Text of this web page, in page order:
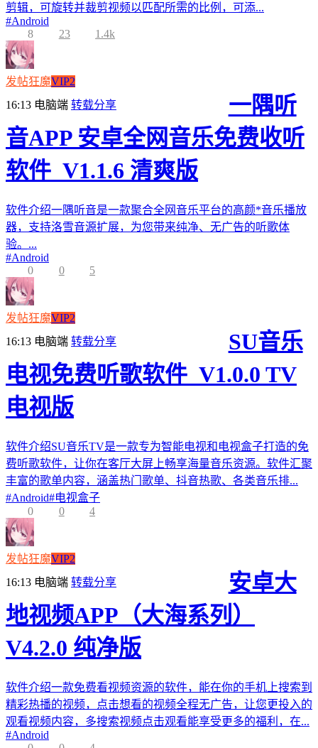
剪辑，可旋转并裁剪视频以匹配所需的比例，可添...
#Android
8
23 1.4k
发帖狂魔VIP2
16:13 电脑端 转载分享
一隅听
音APP 安卓全网音乐免费收听
软件_V1.1.6 清爽版
软件介绍一隅听音是一款聚合全网音乐平台的高颜*音乐播放
器，支持洛雪音源扩展，为您带来纯净、无广告的听歌体
验。...
#Android
0
0 5
发帖狂魔VIP2
16:13 电脑端 转载分享
SU音乐
电视免费听歌软件_V1.0.0 TV
电视版
软件介绍SU音乐TV是一款专为智能电视和电视盒子打造的免
费听歌软件，让你在客厅大屏上畅享海量音乐资源。软件汇聚
丰富的歌单内容，涵盖热门歌单、抖音热歌、各类音乐排...
#Android#电视盒子
0
0 4
发帖狂魔VIP2
16:13 电脑端 转载分享
安卓大
地视频APP（大海系列）
V4.2.0 纯净版
软件介绍一款免费看视频资源的软件，能在你的手机上搜索到
精彩热播的视频，点击想看的视频全程无广告，让您更投入的
观看视频内容，多搜索视频点击观看能享受更多的福利，在...
#Android